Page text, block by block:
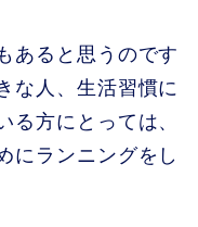
あると思うのです
な人、生活習慣に
る方にとっては、
にランニングをし